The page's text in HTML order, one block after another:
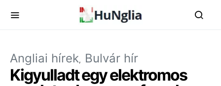
Angliai hírek Bulvár hír
Kigyulladt egy elektromos